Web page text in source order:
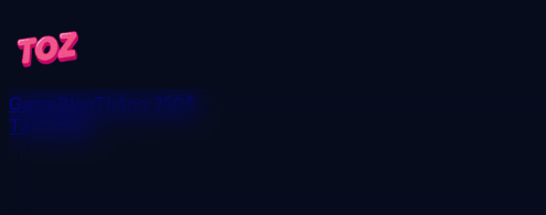
GameBlogThắng 250$
Tải xuống